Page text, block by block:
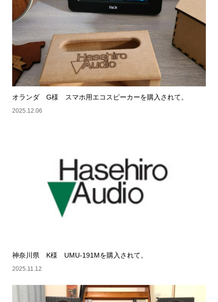
オランダ G様 スマホ用エコスピーカーを購入されて。
2025.12.06
神奈川県 K様 UMU-191Mを購入されて。
2025.11.12